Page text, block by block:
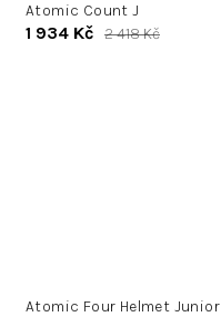
Atomic Count J
1 934 Kč 2 418 Kč
Atomic Four Helmet Junior